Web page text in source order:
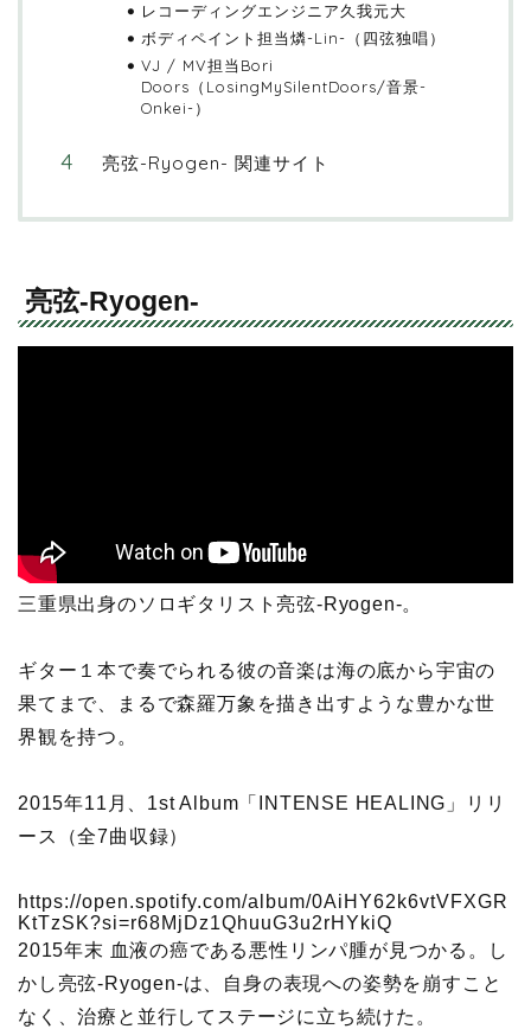
レコーディングエンジニア久我元大
ボディペイント担当燐-Lin-（四弦独唱）
VJ / MV担当Bori
Doors（LosingMySilentDoors/音景-
Onkei-）
亮弦-Ryogen- 関連サイト
亮弦-Ryogen-
三重県出身のソロギタリスト亮弦-Ryogen-。
ギター１本で奏でられる彼の音楽は海の底から宇宙の
果てまで、まるで森羅万象を描き出すような豊かな世
界観を持つ。
2015年11月、1st Album「INTENSE HEALING」リリ
ース（全7曲収録）
https://open.spotify.com/album/0AiHY62k6vtVFXGR
KtTzSK?si=r68MjDz1QhuuG3u2rHYkiQ
2015年末 血液の癌である悪性リンパ腫が見つかる。し
かし亮弦-Ryogen-は、自身の表現への姿勢を崩すこと
なく、治療と並行してステージに立ち続けた。